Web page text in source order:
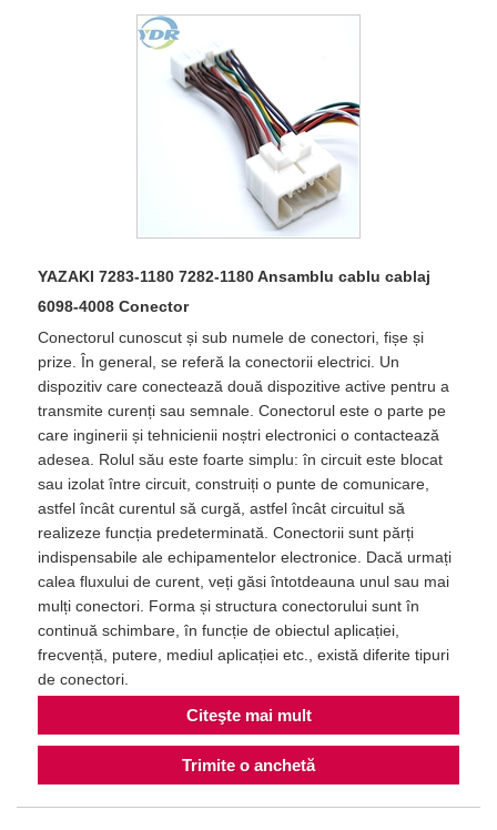
YAZAKI 7283-1180 7282-1180 Ansamblu cablu cablaj
6098-4008 Conector
Conectorul cunoscut și sub numele de conectori, fișe și
prize. În general, se referă la conectorii electrici. Un
dispozitiv care conectează două dispozitive active pentru a
transmite curenți sau semnale. Conectorul este o parte pe
care inginerii și tehnicienii noștri electronici o contactează
adesea. Rolul său este foarte simplu: în circuit este blocat
sau izolat între circuit, construiți o punte de comunicare,
astfel încât curentul să curgă, astfel încât circuitul să
realizeze funcția predeterminată. Conectorii sunt părți
indispensabile ale echipamentelor electronice. Dacă urmați
calea fluxului de curent, veți găsi întotdeauna unul sau mai
mulți conectori. Forma și structura conectorului sunt în
continuă schimbare, în funcție de obiectul aplicației,
frecvență, putere, mediul aplicației etc., există diferite tipuri
de conectori.
Citeşte mai mult
Trimite o anchetă